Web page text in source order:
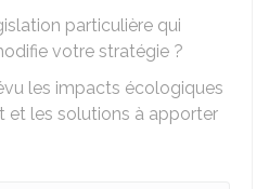
particulière qui
votre stratégie ?
les impacts écologiques
et les solutions à apporter